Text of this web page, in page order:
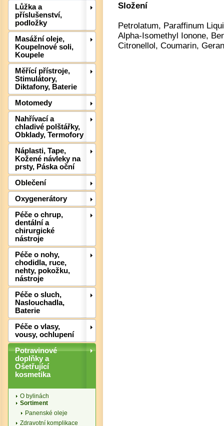
Lůžka a
příslušenství,
podložky
Masážní oleje,
Koupelnové soli,
Koupele
Měřící přístroje,
Stimulátory,
Diktafony, Baterie
Motomedy
Nahřívací a
chladivé polštářky,
Obklady, Termofory
Náplasti, Tape,
Kožené návleky na
prsty, Páska oční
Oblečení
Oxygenerátory
Péče o chrup,
dentální a
chirurgické
nástroje
Péče o nohy,
chodidla, ruce,
nehty, pokožku,
nástroje
Péče o sluch,
Naslouchadla,
Baterie
Péče o vlasy,
vousy, ochlupení
Potravinové
doplňky a
Ošetřující
kosmetika
O bylinách
Sortiment
Panenské oleje
Zdravotní komplikace
Složení
Petrolatum, Paraffinum
Alpha-Isomethyl Ionone,
Citronellol, Coumarin,